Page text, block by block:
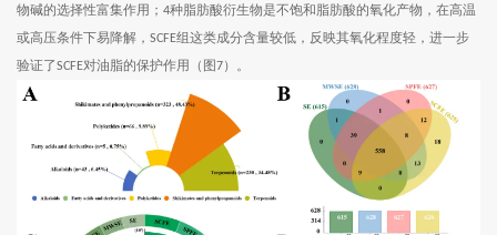
物碱的选择性富集作用； 4种脂肪酸衍生物是不饱和脂肪酸的氧化产物，在高温
或高压条件下易降解， SCFE组这类成分含量较低，反映其氧化程度轻，进一步
验证了SCFE对油脂的保护作用（图7）。